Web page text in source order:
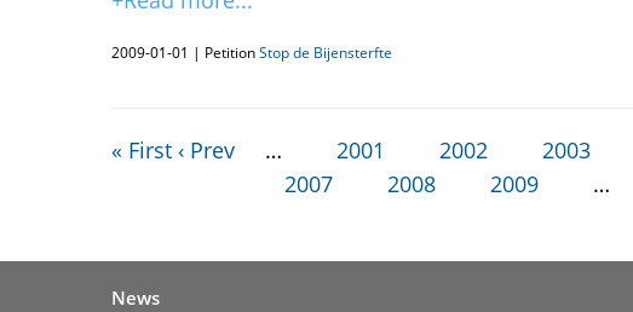
2009-01-01 | PetitionStop de Bijensterfte
« First ‹ Prev … 2001 2002 2003
2007
2008 2009 …
News